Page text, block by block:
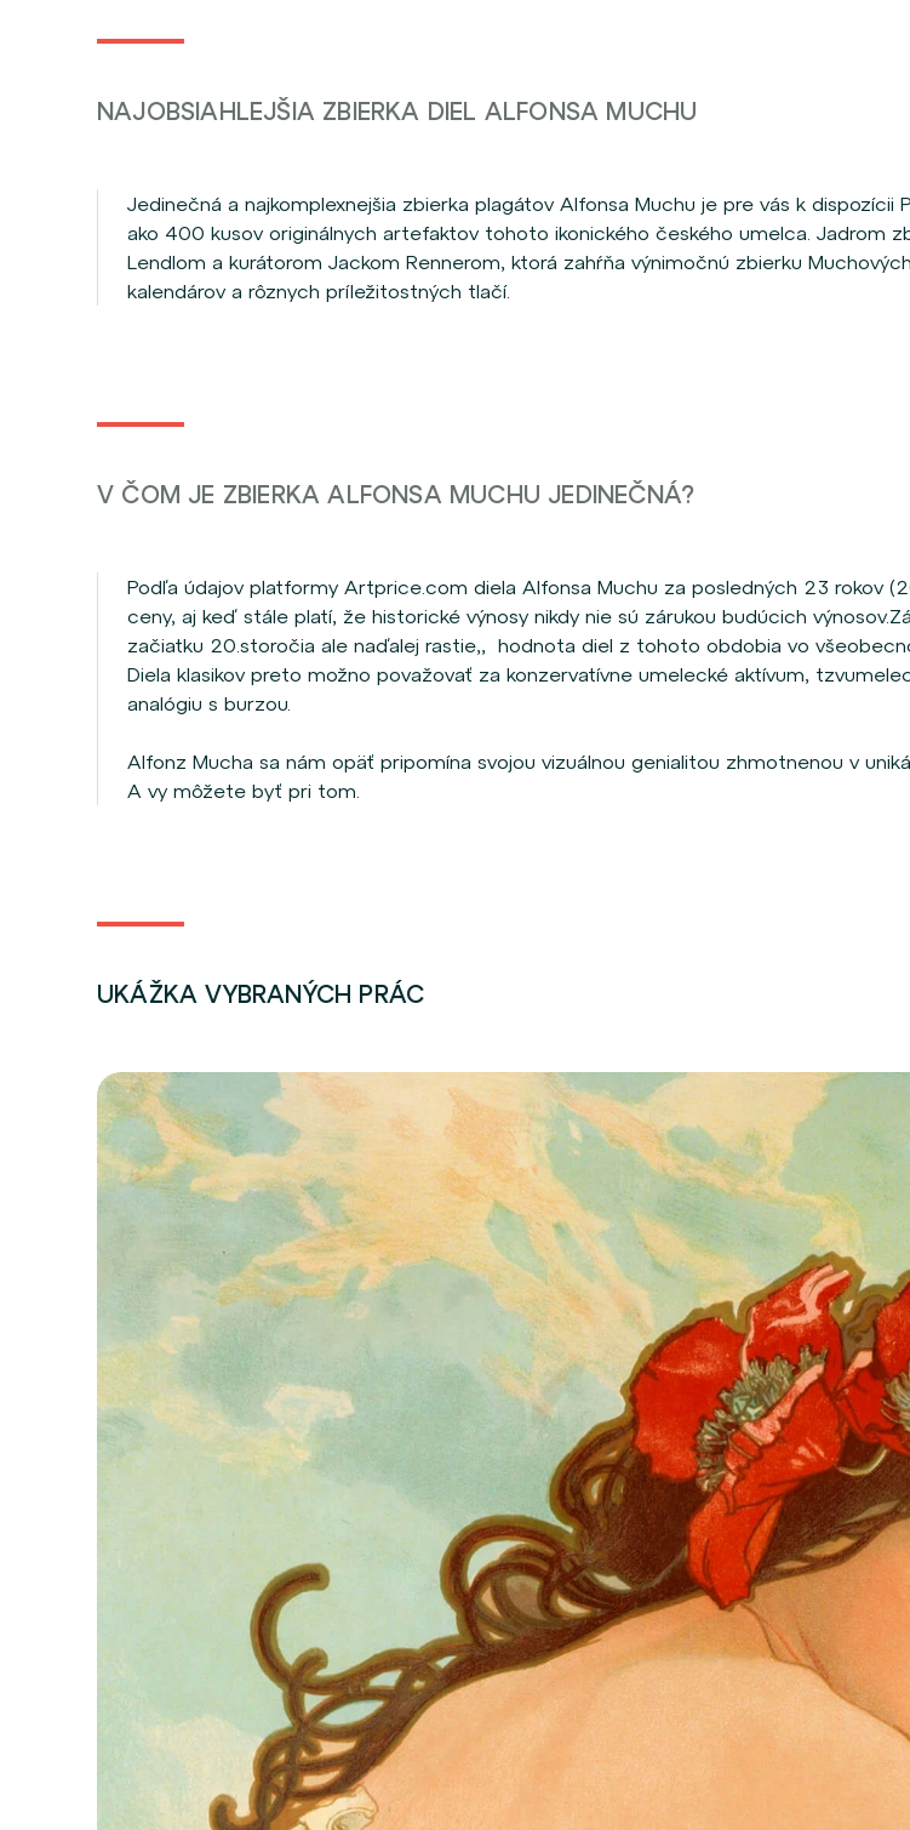
NAJOBSIAHLEJŠIA ZBIERKA DIEL ALFONSA MUCHU
Jedinečná a najkomplexnejšia zbierka plagátov Alfonsa Muchu je pre vás k dispozícii
ako 400 kusov originálnych artefaktov tohoto ikonického českého umelca. Jadrom
Lendlom a kurátorom Jackom Rennerom, ktorá zahŕňa výnimočnú zbierku
kalendárov a rôznych príležitostných tlačí.
V ČOM JE ZBIERKA ALFONSA MUCHU JEDINEČNÁ?
Podľa údajov platformy Artprice.com diela Alfonsa Muchu za posledných 23 rokov
ceny, aj keď stále platí, že historické výnosy nikdy nie sú zárukou budúcich
začiatku 20.storočia ale naďalej rastie,, hodnota diel z tohoto obdobia vo
Diela klasikov preto možno považovať za konzervatívne umelecké aktívum,
analógiu s burzou.
Alfonz Mucha sa nám opäť pripomína svojou vizuálnou genialitou zhmotnenou v
A vy môžete byť pri tom.
UKÁŽKA VYBRANÝCH PRÁC